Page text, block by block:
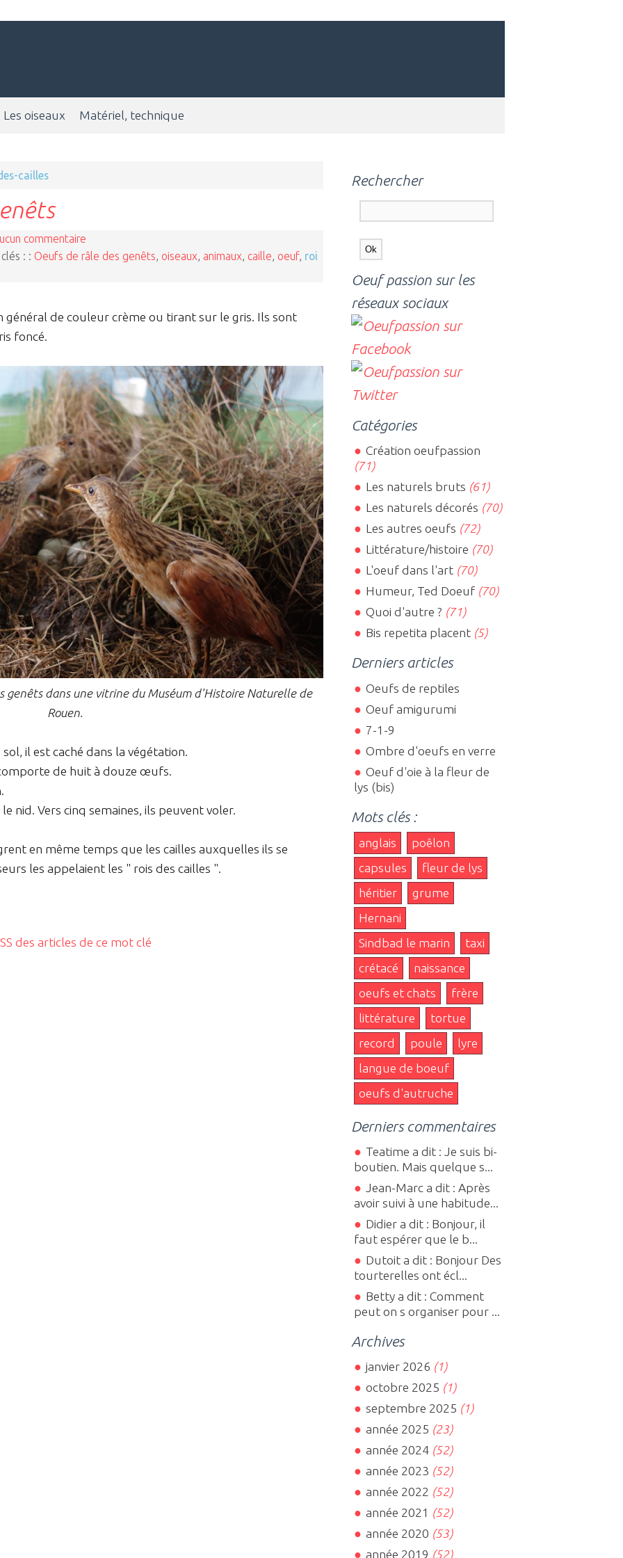
Les oiseaux Matériel, technique
cailles
commentaire
: : Oeufs de râle des genêts oiseaux animaux caille oeuf, roi
de couleur crème ou tirant sur le gris. Ils sont
foncé.
genêts dans une vitrine du Muséum d'Histoire Naturelle de
Rouen.
il est caché dans la végétation.
de huit à douze œufs.
nid. Vers cinq semaines, ils peuvent voler.
en même temps que les cailles auxquelles ils se
les appelaient les " rois des cailles ".
des articles de ce mot clé
Rechercher
Oeuf passion sur les
réseaux sociaux
Catégories
Création oeufpassion
(71)
Les naturels bruts (61)
Les naturels décorés (70)
Les autres oeufs (72)
Littérature/histoire (70)
L'oeuf dans l'art(70)
Humeur, Ted Doeuf(70)
Quoi d'autre ? (71)
Bis repetita placent(5)
Derniers articles
Oeufs de reptiles
Oeuf amigurumi
7-1-9
Ombre d'oeufs en verre
Oeuf d'oie à la fleur de
lys (bis)
Mots clés :
anglais
poêlon
capsules
fleur de lys
héritier
grume
Hernani
Sindbad le marin
taxi
crétacé
naissance
oeufs et chats
frère
littérature
tortue
record
poule
lyre
langue de boeuf
oeufs d'autruche
Derniers commentaires
Teatime a dit : Je suis bi-
boutien. Mais quelque s...
Jean-Marc a dit : Après
avoir suivi à une habitude...
Didier a dit : Bonjour, il
faut espérer que le b...
Dutoit a dit : Bonjour Des
tourterelles ont écl...
Betty a dit : Comment
peut on s organiser pour ...
Archives
janvier 2026 (1)
octobre 2025 (1)
septembre 2025 (1)
année 2025 (23)
année 2024(52)
année 2023 (52)
année 2022 (52)
année 2021 (52)
année 2020 (53)
année 2019 (52)